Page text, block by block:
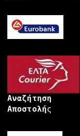
Αναζήτηση
Αποστολής